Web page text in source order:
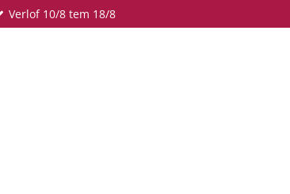
Verlof 10/8 tem 18/8